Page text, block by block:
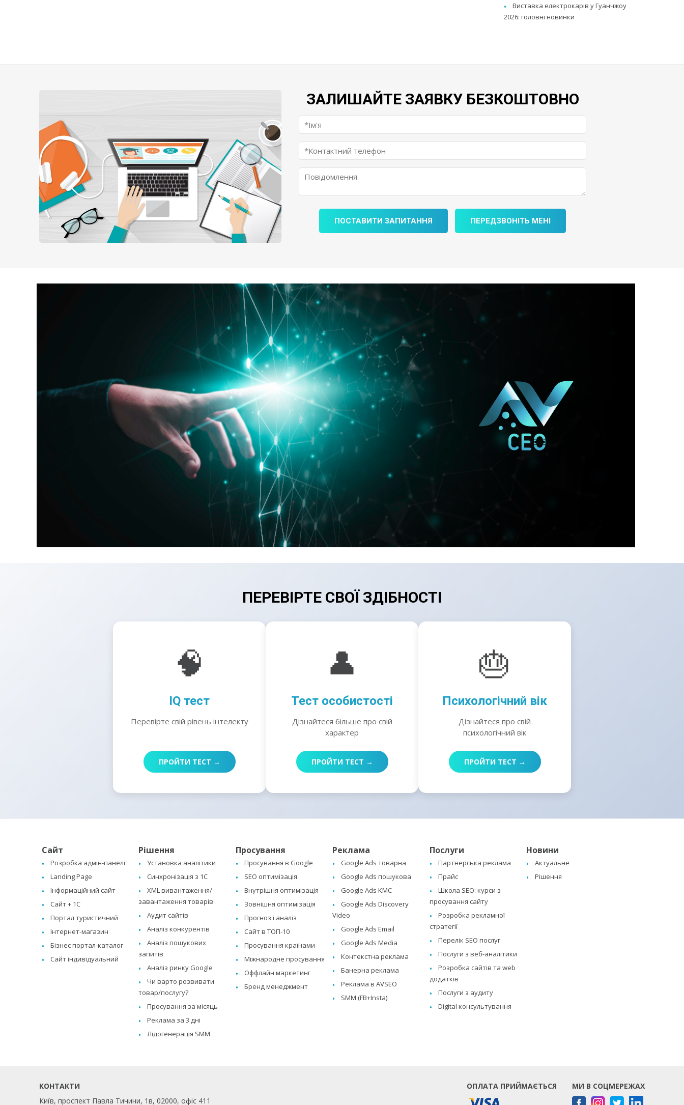
Виставка електрокарів у Гуанчжоу
2026: головні новинки
ЗАЛИШАЙТЕ ЗАЯВКУ БЕЗКОШТОВНО
ПОСТАВИТИ ЗАПИТАННЯ ПЕРЕДЗВОНІТЬ МЕНІ
ПЕРЕВІРТЕ СВОЇ ЗДІБНОСТІ
🧠
IQ тест
Перевірте свій рівень інтелекту
ПРОЙТИ ТЕСТ →
👤
Тест особистості
Дізнайтеся більше про свій
характер
ПРОЙТИ ТЕСТ →
🎂
Психологічний вік
Дізнайтеся про свій
психологічний вік
ПРОЙТИ ТЕСТ →
Сайт
Розробка адмін-панелі
Landing Page
Інформаційний сайт
Сайт + 1C
Портал туристичний
Інтернет-магазин
Бізнес портал-каталог
Сайт індивідуальний
Рішення
Установка аналітики
Синхронізація з 1C
XML вивантаження/
завантаження товарів
Аудит сайтів
Аналіз конкурентів
Аналіз пошукових
запитів
Аналіз ринку Google
Чи варто розвивати
товар/послугу?
Просування за місяць
Реклама за 3 дні
Лідогенерація SMM
Просування
Просування в Google
SEO оптимізація
Внутрішня оптимізація
Зовнішня оптимізація
Прогноз і аналіз
Сайт в ТОП-10
Просування країнами
Міжнародне просування
Оффлайн маркетинг
Бренд менеджмент
Реклама
Google Ads товарна
Google Ads пошукова
Google Ads КМС
Google Ads Discovery
Video
Google Ads Email
Google Ads Media
Контекстна реклама
Банерна реклама
Реклама в AVSEO
SMM (FB+Insta)
Послуги
Партнерська реклама
Прайс
Школа SEO: курси з
просування сайту
Розробка рекламної
стратегії
Перелік SEO послуг
Послуги з веб-аналітики
Розробка сайтів та web
додатків
Послуги з аудиту
Digital консультування
Новини
Актуальне
Рішення
КОНТАКТИ
Київ, проспект Павла Тичини, 1в, 02000, офіс 411
МИ В СОЦМЕРЕЖАХ
ОПЛАТА ПРИЙМАЄТЬСЯ